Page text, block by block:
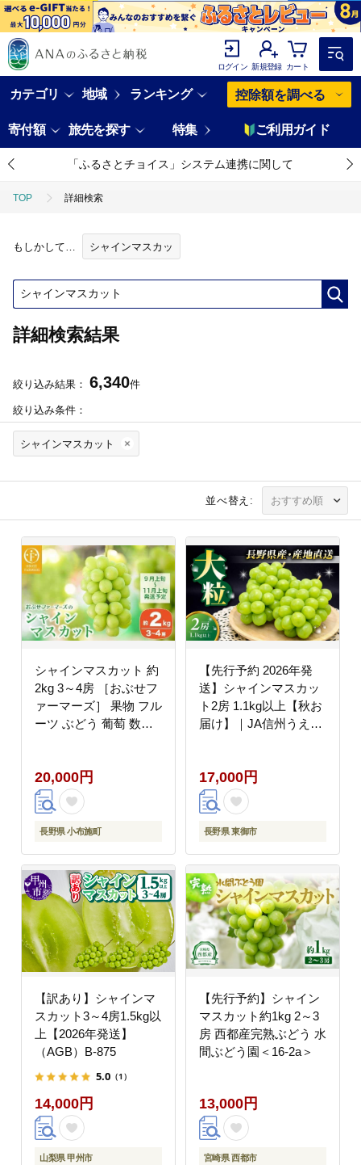
ログイン 新規登録 カート
カテゴリ 地域 ランキング 控除額を調べる
寄付額 旅先を探す 特集 ご利用ガイド
「ふるさとチョイス」システム連携に関して
TOP 詳細検索
もしかして… シャインマスカッ
詳細検索結果
絞り込み結果： 6,340件
絞り込み条件：
シャインマスカット
並べ替え:
シャインマスカット 約
2kg 3～4房 ［おぶせフ
ァーマーズ］ 果物 フル
ーツ ぶどう 葡萄 数量
9月上旬～11月上旬発
送】[FB-21]
20,000円
長野県 小布施町
【先行予約 2026年発
送】シャインマスカッ
ト2房 1.1kg以上【秋お
届け】｜JA信州うえだ
贈答用 ギフト 2房 フル
ーツ 果物 おすすめ 厳
選 種無し 皮ごと 大粒
17,000円
長野県 東御市
【訳あり】シャインマ
スカット3～4房1.5kg以
上【2026年発送】
（AGB）B-875
5.0 （1）
14,000円
山梨県 甲州市
【先行予約】シャイン
マスカット約1kg 2～3
房 西都産完熟ぶどう 水
間ぶどう園＜16-2a＞
13,000円
宮崎県 西都市